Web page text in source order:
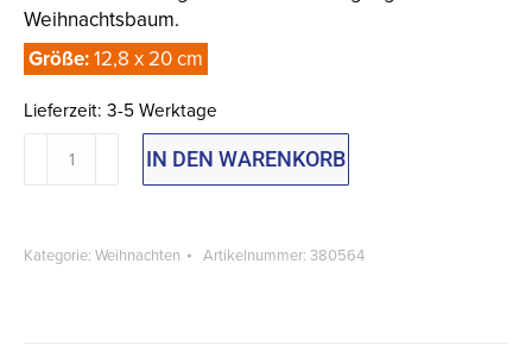
Weihnachtsbaum.
Größe:12,8 x 20 cm
Lieferzeit: 3-5 Werktage
Weihnachtsbaumschmuck
Ballerina
IN DEN WARENKORB
Kategorie: Weihnachten Artikelnummer: 380564